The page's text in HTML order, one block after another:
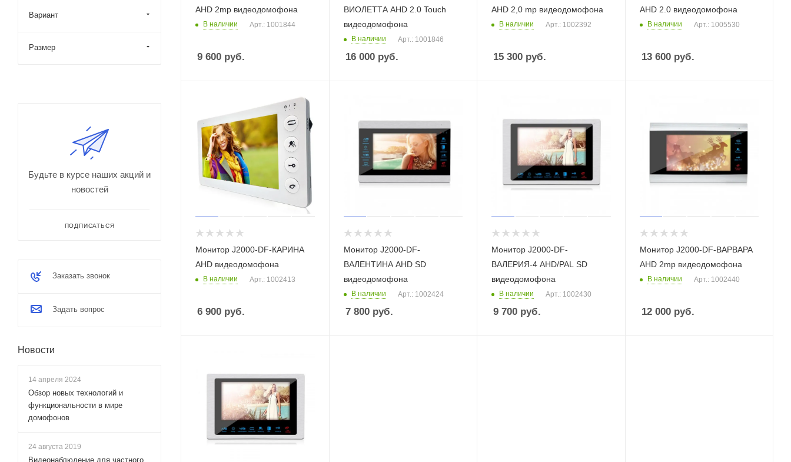
AHD 2mp видеодомофона
В наличии Арт.: 1001844
9 600 руб.
ВИОЛЕТТА AHD 2.0 Touch
видеодомофона
В наличии Арт.: 1001846
16 000руб.
AHD 2,0 mp видеодомофона
В наличии Арт.: 1002392
15 300 руб.
AHD 2.0 видеодомофона
В наличии Арт.: 1005530
13 600руб.
Монитор J2000-DF-КАРИНА
AHD видеодомофона
В наличии Арт.: 1002413
6 900 руб.
Монитор J2000-DF-
ВАЛЕНТИНА AHD SD
видеодомофона
В наличии Арт.: 1002424
7 800руб.
Монитор J2000-DF-
ВАЛЕРИЯ-4 AHD/PAL SD
видеодомофона
В наличии Арт.: 1002430
9 700 руб.
Монитор J2000-DF-ВАРВАРА
AHD 2mp видеодомофона
В наличии Арт.: 1002440
12 000руб.
Вариант
Размер
Будьте в курсе наших акций и
новостей
ПОДПИСАТЬСЯ
Заказать звонок
Задать вопрос
Новости
14 апреля 2024
Обзор новых технологий и
функциональности в мире
домофонов
24 августа 2019
Видеонаблюдение для частного